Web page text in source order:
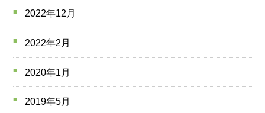
2022年12月
2022年2月
2020年1月
2019年5月